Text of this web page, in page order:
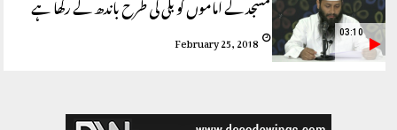
February 25, 2018 03:10